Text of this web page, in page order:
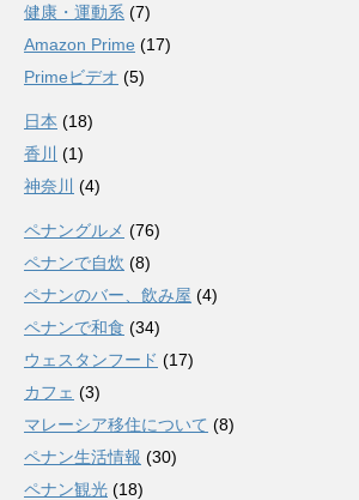
健康・運動系 (7)
Amazon Prime (17)
Primeビデオ (5)
日本 (18)
香川
(1)
神奈川
(4)
ペナングルメ (76)
ペナンで自炊 (8)
ペナンのバー、飲み屋 (4)
ペナンで和食 (34)
ウェスタンフード (17)
カフェ (3)
マレーシア移住について (8)
ペナン生活情報 (30)
ペナン観光 (18)